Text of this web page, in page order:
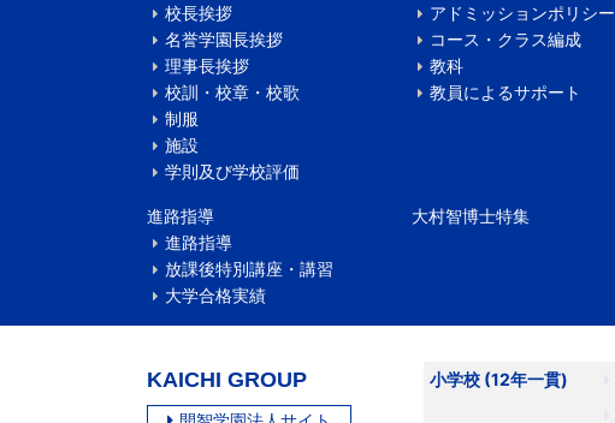
校長挨拶
名誉学園長挨拶
理事長挨拶
校訓・校章・校歌
制服
施設
学則及び学校評価
アドミッションポリシー
コース・クラス編成
教科
教員によるサポート
進路指導
進路指導
放課後特別講座・講習
大学合格実績
大村智博士特集
KAICHI GROUP 小学校 (12年一貫)